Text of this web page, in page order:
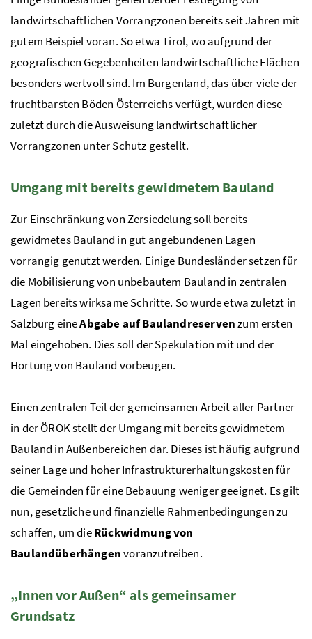
landwirtschaftlichen Vorrangzonen bereits seit Jahren mit
gutem Beispiel voran. So etwa Tirol, wo aufgrund der
geografischen Gegebenheiten landwirtschaftliche Flächen
besonders wertvoll sind. Im Burgenland, das über viele der
fruchtbarsten Böden Österreichs verfügt, wurden diese
zuletzt durch die Ausweisung landwirtschaftlicher
Vorrangzonen unter Schutz gestellt.
Umgang mit bereits gewidmetem Bauland
Zur Einschränkung von Zersiedelung soll bereits
gewidmetes Bauland in gut angebundenen Lagen
vorrangig genutzt werden. Einige Bundesländer setzen für
die Mobilisierung von unbebautem Bauland in zentralen
Lagen bereits wirksame Schritte. So wurde etwa zuletzt in
Salzburg eineAbgabe auf Baulandreservenzum ersten
Mal eingehoben. Dies soll der Spekulation mit und der
Hortung von Bauland vorbeugen.
Einen zentralen Teil der gemeinsamen Arbeit aller Partner
in derÖROKstellt der Umgang mit bereits gewidmetem
Bauland in Außenbereichen dar. Dieses ist häufig aufgrund
seiner Lage und hoher Infrastrukturerhaltungskosten für
die Gemeinden für eine Bebauung weniger geeignet. Es gilt
nun, gesetzliche und finanzielle Rahmenbedingungen zu
schaffen, um dieRückwidmung von
Baulandüberhängenvoranzutreiben.
„Innen vor Außen“ als gemeinsamer
Grundsatz